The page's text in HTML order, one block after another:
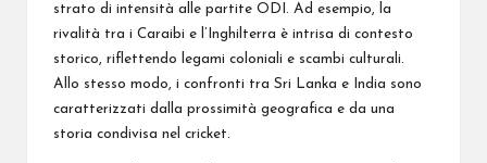
strato di intensità alle partite ODI. Ad esempio, la
rivalità tra i Caraibi e l’Inghilterra è intrisa di contesto
storico, riflettendo legami coloniali e scambi culturali.
Allo stesso modo, i confronti tra Sri Lanka e India sono
caratterizzati dalla prossimità geografica e da una
storia condivisa nel cricket.